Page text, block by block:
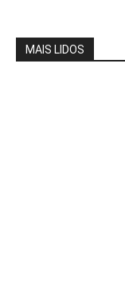
MAIS LIDOS